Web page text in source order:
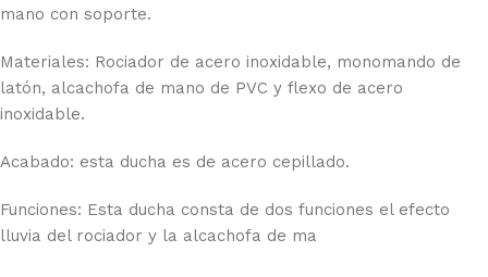
mano con soporte.
Materiales: Rociador de acero inoxidable, monomando de
latón, alcachofa de mano de PVC y flexo de acero
inoxidable.
Acabado: esta ducha es de acero cepillado.
Funciones: Esta ducha consta de dos funciones el efecto
lluvia del rociador y la alcachofa de ma